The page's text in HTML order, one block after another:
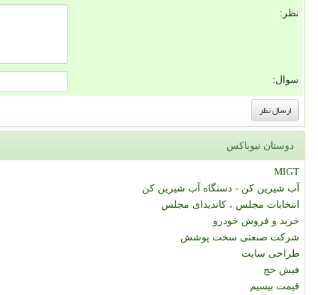
نظر:
سوال:
دوستان نیوباکس
MIGT
آب شیرین کن - دستگاه آب شیرین کن
انتخابات مجلس ، کاندیدای مجلس
خرید و فروش خودرو
شرکت صنعتی سخت پوشش
طراحی سایت
فیش حج
قیمت بیسیم